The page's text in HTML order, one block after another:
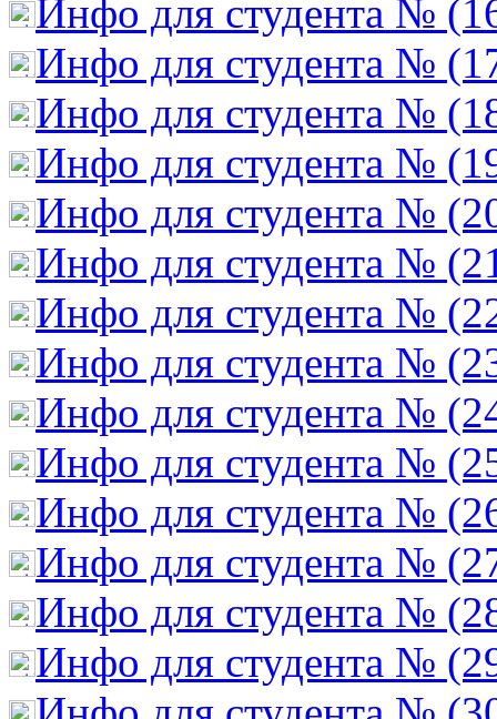
Инфо для студента №
Инфо для студента №
Инфо для студента №
Инфо для студента №
Инфо для студента №
Инфо для студента №
Инфо для студента №
Инфо для студента №
Инфо для студента №
Инфо для студента №
Инфо для студента №
Инфо для студента №
Инфо для студента №
Инфо для студента №